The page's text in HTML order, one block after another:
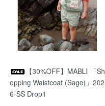
【30%OFF】MABLI 「Sh
opping Waistcoat (Sage)」202
6-SS Drop1